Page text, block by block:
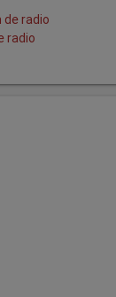
radio
radio